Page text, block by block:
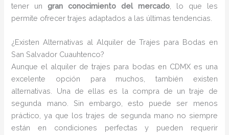
tener ungran conocimiento del mercado, lo que les
permite ofrecer trajes adaptados a las últimas tendencias.
¿Existen Alternativas al Alquiler de Trajes para Bodas en
San Salvador Cuauhtenco?
Aunque el alquiler de trajes para bodas en CDMX es una
excelente opción para muchos, también existen
alternativas. Una de ellas es la compra de un traje de
segunda mano. Sin embargo, esto puede ser menos
práctico, ya que los trajes de segunda mano no siempre
están en condiciones perfectas y pueden requerir